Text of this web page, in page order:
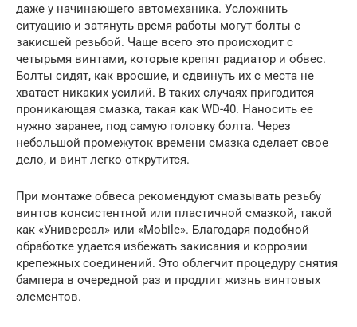
даже у начинающего автомеханика. Усложнить
ситуацию и затянуть время работы могут болты с
закисшей резьбой. Чаще всего это происходит с
четырьмя винтами, которые крепят радиатор и обвес.
Болты сидят, как вросшие, и сдвинуть их с места не
хватает никаких усилий. В таких случаях пригодится
проникающая смазка, такая как WD-40. Наносить ее
нужно заранее, под самую головку болта. Через
небольшой промежуток времени смазка сделает свое
дело, и винт легко открутится.
При монтаже обвеса рекомендуют смазывать резьбу
винтов консистентной или пластичной смазкой, такой
как «Универсал» или «Mobile». Благодаря подобной
обработке удается избежать закисания и коррозии
крепежных соединений. Это облегчит процедуру снятия
бампера в очередной раз и продлит жизнь винтовых
элементов.